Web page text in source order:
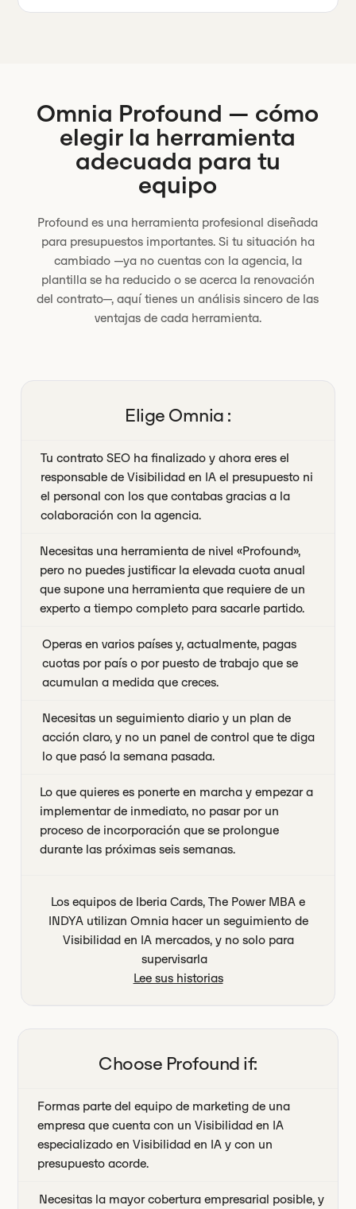
Omnia Profound — cómo
elegir la herramienta
adecuada para tu
equipo
Profound es una herramienta profesional diseñada
para presupuestos importantes. Si tu situación ha
cambiado —ya no cuentas con la agencia, la
plantilla se ha reducido o se acerca la renovación
del contrato—, aquí tienes un análisis sincero de las
ventajas de cada herramienta.
Elige Omnia :
Tu contrato SEO ha finalizado y ahora eres el
responsable de Visibilidad en IA el presupuesto ni
el personal con los que contabas gracias a la
colaboración con la agencia.
Necesitas una herramienta de nivel «Profound»,
pero no puedes justificar la elevada cuota anual
que supone una herramienta que requiere de un
experto a tiempo completo para sacarle partido.
Operas en varios países y, actualmente, pagas
cuotas por país o por puesto de trabajo que se
acumulan a medida que creces.
Necesitas un seguimiento diario y un plan de
acción claro, y no un panel de control que te diga
lo que pasó la semana pasada.
Lo que quieres es ponerte en marcha y empezar a
implementar de inmediato, no pasar por un
proceso de incorporación que se prolongue
durante las próximas seis semanas.
Los equipos de Iberia Cards, The Power MBA e
INDYA utilizan Omnia hacer un seguimiento de
Visibilidad en IA mercados, y no solo para
supervisarla
Lee sus historias
Choose Profound if:
Formas parte del equipo de marketing de una
empresa que cuenta con un Visibilidad en IA
especializado en Visibilidad en IA y con un
presupuesto acorde.
Necesitas la mayor cobertura empresarial posible, y